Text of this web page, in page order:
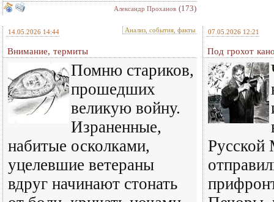
Александр Проханов (173)
14.05.2026 14:44 Анализ, события, факты
Внимание, термиты
Помню стариков,
прошедших
великую войну.
Израненные,
набитые осколками,
уцелевшие ветераны
вдруг начинают стонать
07.05.2026 12:21
Под грохот
Русской